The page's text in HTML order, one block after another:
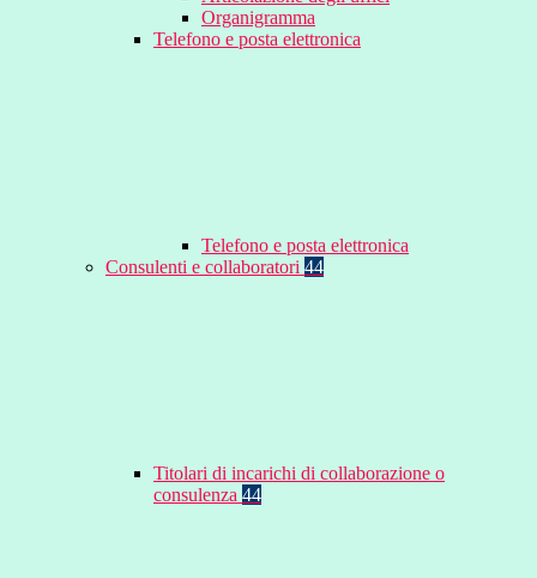
Organigramma
Telefono e posta elettronica
Telefono e posta elettronica
Consulenti e collaboratori 44
Titolari di incarichi di collaborazione o
consulenza 44